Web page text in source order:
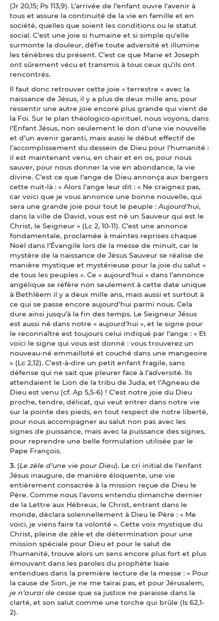
(Jr 20,15; Ps 113,9). L’arrivée de l’enfant ouvre l’avenir à
tous et assure la continuité de la vie en famille et en
société, quelles que soient les conditions ou le statut
social. C’est une joie si humaine et si simple qu’elle
surmonte la douleur, défie toute adversité et illumine
les ténèbres du présent. C’est ce que Marie et Joseph
ont sûrement vécu et transmis à tous ceux qu’ils ont
rencontrés.
Il faut donc retrouver cette joie « terrestre » avec la
naissance de Jésus, il y a plus de deux mille ans, pour
ressentir une autre joie encore plus grande qui vient de
la Foi. Sur le plan théologico-spirituel, nous voyons, dans
l’Enfant Jésus, non seulement le don d’une vie nouvelle
et d’un avenir garanti, mais aussi le début effectif de
l’accomplissement du dessein de Dieu pour l’humanité :
il est maintenant venu, en chair et en os, pour nous
sauver, pour nous donner la vie en abondance, la vie
divine. C’est ce que l’ange de Dieu annonça aux bergers
cette nuit-là : « Alors l’ange leur dit : « Ne craignez pas,
car voici que je vous annonce une bonne nouvelle, qui
sera une grande joie pour tout le peuple : Aujourd’hui,
dans la ville de David, vous est né un Sauveur qui est le
Christ, le Seigneur » (Lc 2, 10-11). C’est une annonce
fondamentale, proclamée à maintes reprises chaque
Noël dans l’Évangile lors de la messe de minuit, car le
mystère de la naissance de Jésus Sauveur se réalise de
manière mystique et mystérieuse pour la joie du salut «
de tous les peuples ». Ce « aujourd’hui » dans l’annonce
angélique se réfère non seulement à cette date unique
à Bethléem il y a deux mille ans, mais aussi et surtout à
ce qui se passe encore aujourd’hui parmi nous. Cela
dure ainsi jusqu’à la fin des temps. Le Seigneur Jésus
est aussi né dans notre « aujourd’hui », et le signe pour
le reconnaître est toujours celui indiqué par l’ange : « Et
voici le signe qui vous est donné : vous trouverez un
nouveau-né emmailloté et couché dans une mangeoire
» (Lc 2,12). C’est-à-dire un petit enfant fragile, sans
défense qui ne sait que pleurer face à l’adversité. Ils
attendaient le Lion de la tribu de Juda, et l’Agneau de
Dieu est venu (cf. Ap 5,5-6) ! C’est notre joie du Dieu
proche, tendre, délicat, qui veut entrer dans notre vie
sur la pointe des pieds, en tout respect de notre liberté,
pour nous accompagner au salut non pas avec les
signes de puissance, mais avec la puissance des signes,
pour reprendre une belle formulation utilisée par le
Pape François.
3. (Le zèle d’une vie pour Dieu). Le cri initial de l’enfant
Jésus inaugure, de manière éloquente, une vie
entièrement consacrée à la mission reçue de Dieu le
Père. Comme nous l’avons entendu dimanche dernier
de la Lettre aux Hébreux, le Christ, entrant dans le
monde, déclara solennellement à Dieu le Père : « Me
voici, je viens faire ta volonté ». Cette voix mystique du
Christ, pleine de zèle et de détermination pour une
mission spéciale pour Dieu et pour le salut de
l’humanité, trouve alors un sens encore plus fort et plus
émouvant dans les paroles du prophète Isaïe
entendues dans la première lecture de la messe : « Pour
la cause de Sion, je ne me tairai pas, et pour Jérusalem,
je n’aurai de cesse que sa justice ne paraisse dans la
clarté, et son salut comme une torche qui brûle (Is 62,1-
2).